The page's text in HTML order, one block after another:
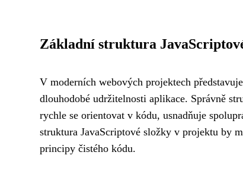
Základní struktura
V moderních webových projektech
dlouhodobé udržitelnosti aplikace. Správně
rychle se orientovat v kódu, usnadňuje
struktura JavaScriptové složky v projektu by
principy čistého kódu.